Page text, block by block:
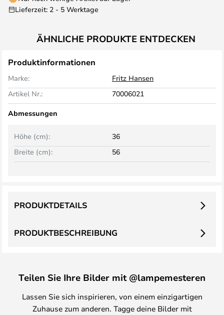
Lieferzeit: 2 - 5 Werktage
ÄHNLICHE PRODUKTE ENTDECKEN
Produktinformationen
Marke:
Fritz Hansen
Artikel Nr.:
70006021
Abmessungen
Breite (cm): 56
Höhe (cm): 36
PRODUKTBESCHREIBUNG
PRODUKTDETAILS
Teilen Sie Ihre Bilder mit @lampemesteren
Lassen Sie sich inspirieren, von einem einzigartigen
Zuhause zum anderen. Tagge deine Bilder mit